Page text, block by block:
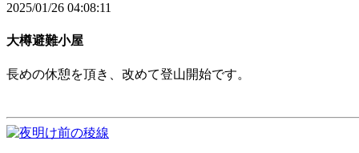
2025/01/26 04:08:11
大樽避難小屋
長めの休憩を頂き、改めて登山開始です。